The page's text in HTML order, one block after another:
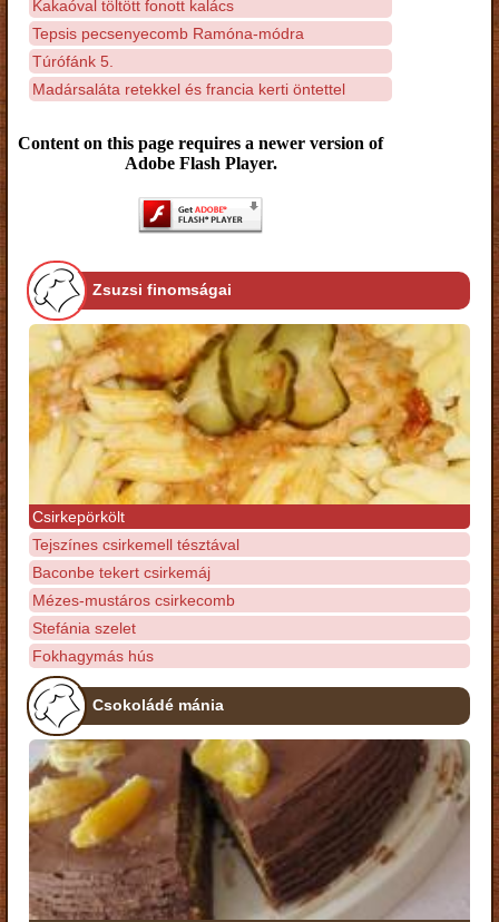
Kakaóval töltött fonott kalács
Tepsis pecsenyecomb Ramóna-módra
Túrófánk 5.
Madársaláta retekkel és francia kerti öntettel
Content on this page requires a newer version of
Adobe Flash Player.
Zsuzsi finomságai
Csirkepörkölt
Tejszínes csirkemell tésztával
Baconbe tekert csirkemáj
Mézes-mustáros csirkecomb
Stefánia szelet
Fokhagymás hús
Csokoládé mánia